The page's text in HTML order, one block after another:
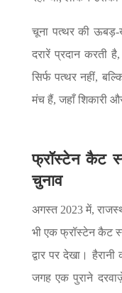
चूना पत्थर की ऊबड़-
दरारें प्रदान करती
सिर्फ पत्थर नहीं,
मंच हैं, जहाँ शिकारी
फ्रॉस्टेन कैट
चुनाव
अगस्त 2023 में,
भी एक फ्रॉस्टेन कैट
द्वार पर देखा।
जगह एक पुराने